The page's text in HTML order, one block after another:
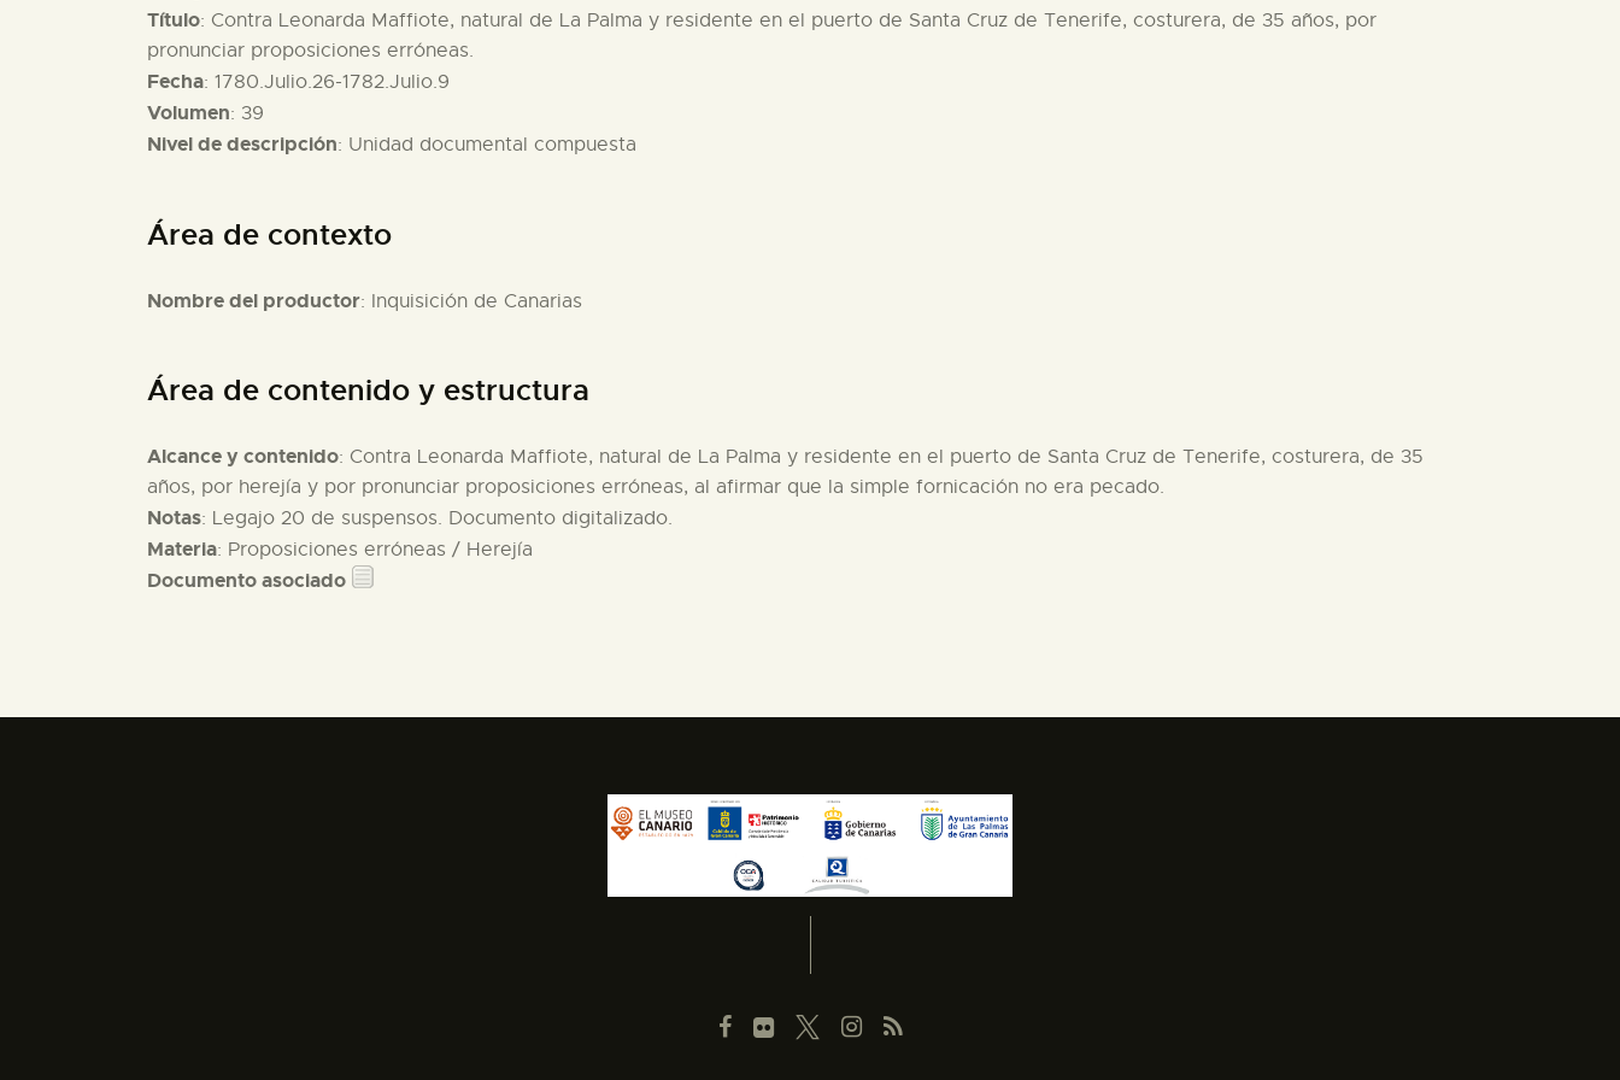
Título: Contra Leonarda Maffiote, natural de La Palma y residente en el puerto de Santa Cruz de Tenerife, costurera, de 35 años, por
pronunciar proposiciones erróneas.
Fecha: 1780.Julio.26-1782.Julio.9
Volumen: 39
Nivel de descripción: Unidad documental compuesta
Área de contexto
Nombre del productor: Inquisición de Canarias
Área de contenido y estructura
Alcance y contenido: Contra Leonarda Maffiote, natural de La Palma y residente en el puerto de Santa Cruz de Tenerife, costurera, de 35
años, por herejía y por pronunciar proposiciones erróneas, al afirmar que la simple fornicación no era pecado.
Notas: Legajo 20 de suspensos. Documento digitalizado.
Materia: Proposiciones erróneas / Herejía
Documento asociado